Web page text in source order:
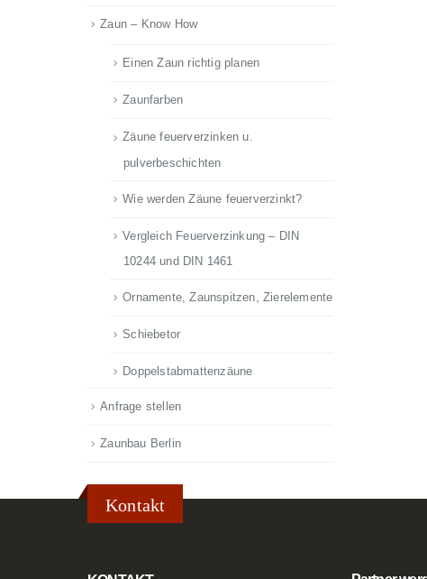
Zaun – Know How
Einen Zaun richtig planen
Zaunfarben
Zäune feuerverzinken u.
pulverbeschichten
Wie werden Zäune feuerverzinkt?
Vergleich Feuerverzinkung – DIN
10244 und DIN 1461
Ornamente, Zaunspitzen, Zierelemente
Schiebetor
Doppelstabmattenzäune
Anfrage stellen
Zaunbau Berlin
Kontakt